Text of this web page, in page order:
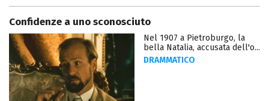
Confidenze a uno sconosciuto
Nel 1907 a Pietroburgo, la
bella Natalia, accusata dell'o...
DRAMMATICO